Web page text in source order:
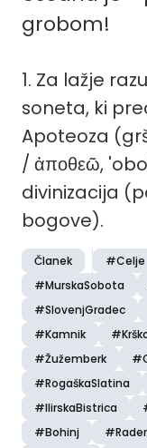
grobom!
1. Za lažje
soneta, ki
Apoteoza
/ ἀποθεῶ,
divinizacija
bogove).
Članek #Celje
#MurskaSobota
#SlovenjGradec
#Kamnik
#Žužemberk
#RogaškaSlatina
#IlirskaBistrica
#Bohinj